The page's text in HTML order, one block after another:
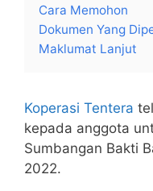
Cara Memohon
Dokumen Yang
Maklumat Lanjut
Koperasi Tentera
kepada anggota
Sumbangan Bakti
2022.